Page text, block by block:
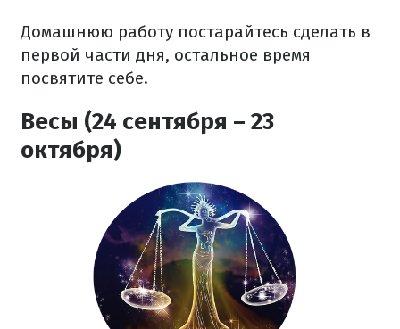
Домашнюю работу постарайтесь сделать в
первой части дня, остальное время
посвятите себе.
Весы (24 сентября – 23
октября)